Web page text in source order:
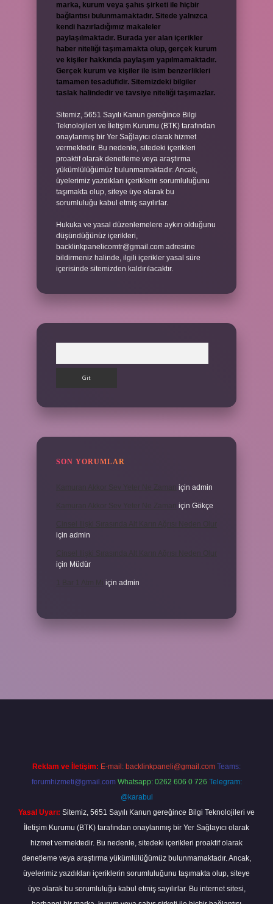
marka, kurum veya şahıs şirketi ile hiçbir
bağlantısı bulunmamaktadır. Sitede yalnızca
kendi hazırladığımız makaleler
paylaşılmaktadır. Burada yer alan içerikler
haber niteliği taşımamakta olup, gerçek kurum
ve kişiler hakkında paylaşım yapılmamaktadır.
Gerçek kurum ve kişiler ile isim benzerlikleri
tamamen tesadüfidir. Sitemizdeki bilgiler
taslak halindedir ve tavsiye niteliği taşımazlar.
Sitemiz, 5651 Sayılı Kanun gereğince Bilgi
Teknolojileri ve İletişim Kurumu (BTK) tarafından
onaylanmış bir Yer Sağlayıcı olarak hizmet
vermektedir. Bu nedenle, sitedeki içerikleri
proaktif olarak denetleme veya araştırma
yükümlülüğümüz bulunmamaktadır. Ancak,
üyelerimiz yazdıkları içeriklerin sorumluluğunu
taşımakta olup, siteye üye olarak bu
sorumluluğu kabul etmiş sayılırlar.
Hukuka ve yasal düzenlemelere aykırı olduğunu
düşündüğünüz içerikleri,
backlinkpanelicomtr@gmail.com adresine
bildirmeniz halinde, ilgili içerikler yasal süre
içerisinde sitemizden kaldırılacaktır.
SON YORUMLAR
için admin
için Gökçe
için admin
için Müdür
için admin
Reklam ve İletişim: E-mail: backlinkpaneli@gmail.com Teams:
forumhizmeti@gmail.com Whatsapp: 0262 606 0 726 Telegram:
@karabul
Yasal Uyarı: Sitemiz, 5651 Sayılı Kanun gereğince Bilgi Teknolojileri ve
İletişim Kurumu (BTK) tarafından onaylanmış bir Yer Sağlayıcı olarak
hizmet vermektedir. Bu nedenle, sitedeki içerikleri proaktif olarak
denetleme veya araştırma yükümlülüğümüz bulunmamaktadır. Ancak,
üyelerimiz yazdıkları içeriklerin sorumluluğunu taşımakta olup, siteye
üye olarak bu sorumluluğu kabul etmiş sayılırlar. Bu internet sitesi,